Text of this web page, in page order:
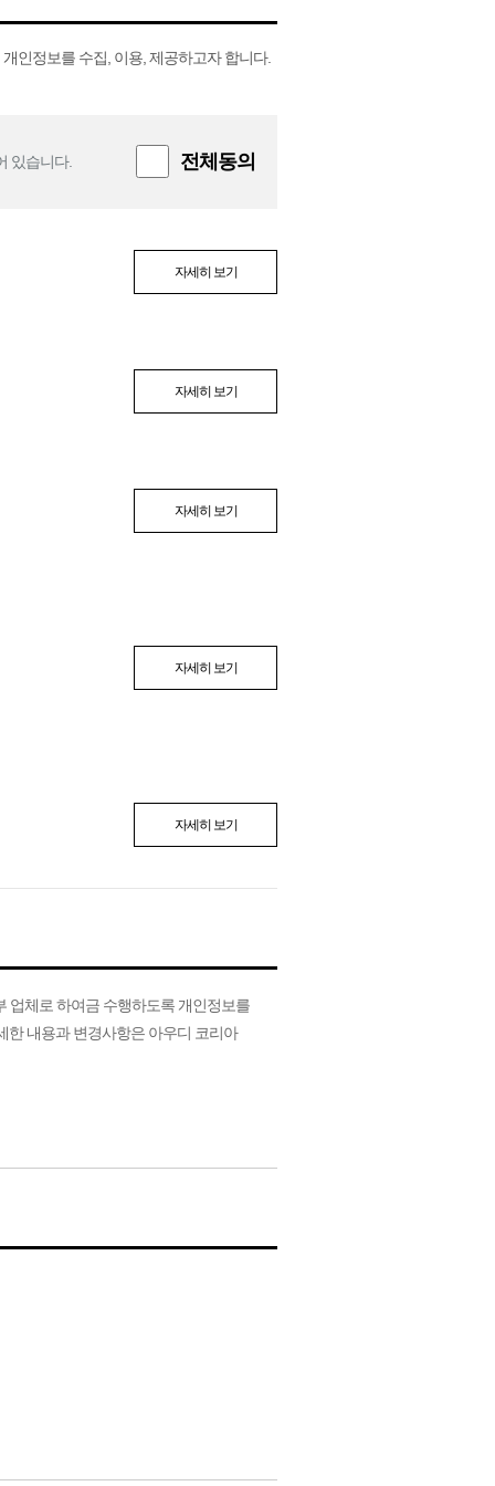
인정보를 수집, 이용, 제공하고자 합니다.
있습니다. 전체동의
자세히 보기
자세히 보기
자세히 보기
자세히 보기
자세히 보기
업체로 하여금 수행하도록 개인정보를
한 내용과 변경사항은 아우디 코리아